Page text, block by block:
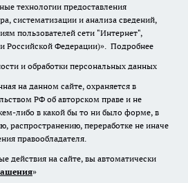
технологии предоставления
систематизации и анализа сведений,
пользователей сети "Интернет",
Российской Федерации)». Подробнее
и обработки персональных данных
на данном сайте, охраняется в
РФ об авторском праве и не
либо в какой бы то ни было форме, в
распространению, переработке не иначе
правообладателя.
действия на сайте, вы автоматически
»